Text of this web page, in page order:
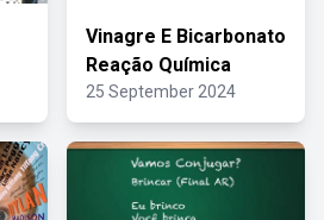
Vinagre E Bicarbonato
Reação Química
25 September 2024